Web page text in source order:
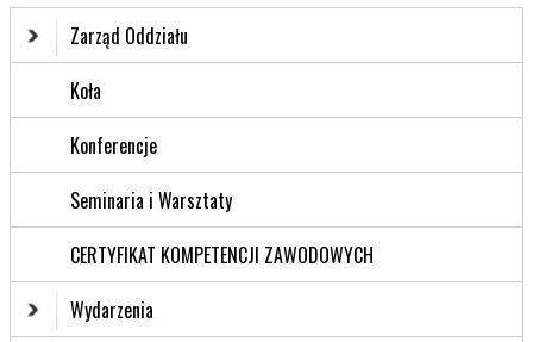
Zarząd Oddziału
Koła
Konferencje
Seminaria i Warsztaty
CERTYFIKAT KOMPETENCJI ZAWODOWYCH
Wydarzenia